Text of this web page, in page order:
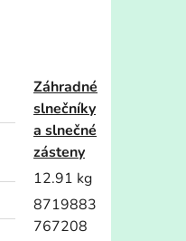
Záhradné
slnečníky
a slnečné
zásteny
12.91 kg
8719883
767208